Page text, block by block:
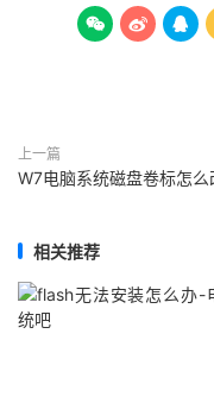
  
上一篇
W7电脑系统磁盘卷标怎么
相关推荐